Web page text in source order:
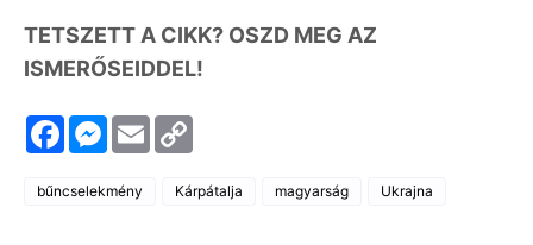
TETSZETT A CIKK? OSZD MEG AZ
ISMERŐSEIDDEL!
F
a
e
b
M
e
s
e
E
m
y
L
bűncselekmény Kárpátalja magyarság Ukrajna